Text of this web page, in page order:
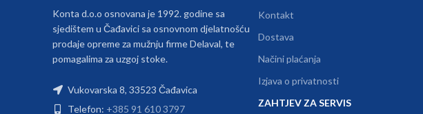
Konta d.o.o osnovana je 1992. godine sa
sjedištem u Čađavici sa osnovnom djelatnošću
prodaje opreme za mužnju firme Delaval, te
pomagalima za uzgoj stoke.
Vukovarska 8, 33523 Čađavica
Telefon: +385 91 610 3797
Kontakt
Dostava
Načini plaćanja
Izjava o privatnosti
ZAHTJEV ZA SERVIS